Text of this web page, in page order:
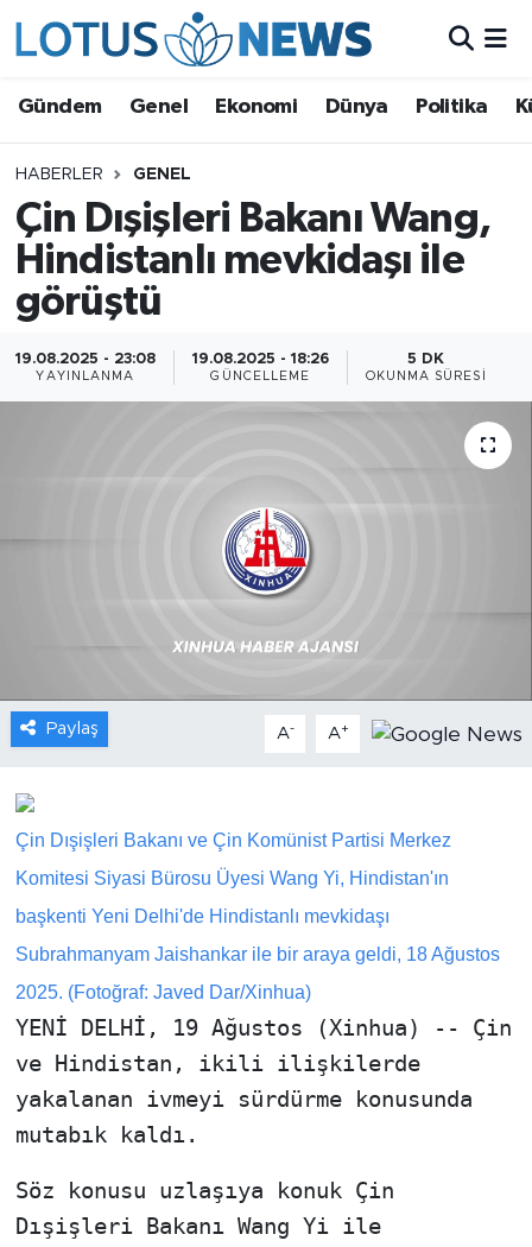
Gündem Genel Ekonomi Dünya Politika
HABERLER GENEL
Çin Dışişleri Bakanı Wang,
Hindistanlı mevkidaşı ile
görüştü
19.08.2025 - 23:08
YAYINLANMA
19.08.2025 - 18:26
GÜNCELLEME
5 DK
OKUNMA SÜRESI
Paylaş A- A+
Çin Dışişleri Bakanı ve Çin Komünist Partisi Merkez
Komitesi Siyasi Bürosu Üyesi Wang Yi, Hindistan'ın
başkenti Yeni Delhi'de Hindistanlı mevkidaşı
Subrahmanyam Jaishankar ile bir araya geldi, 18 Ağustos
2025. (Fotoğraf: Javed Dar/Xinhua)
YENİ DELHİ, 19 Ağustos (Xinhua) -- Çin
ve Hindistan, ikili ilişkilerde
yakalanan ivmeyi sürdürme konusunda
mutabık kaldı.
Söz konusu uzlaşıya konuk Çin
Dışişleri Bakanı Wang Yi ile
Ekonomi
Dünya
Politika
Sağlık
Xinhua Türkiye